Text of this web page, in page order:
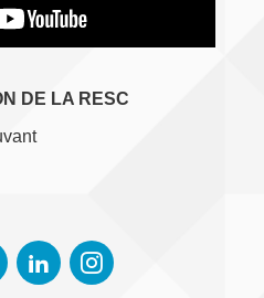
DE LA RESC